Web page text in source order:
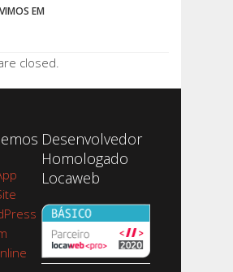
EM
closed.
Desenvolvedor
Homologado
Locaweb